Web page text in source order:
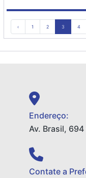
‹ 1 2 3 4
Endereço:
Av. Brasil,
Contate a